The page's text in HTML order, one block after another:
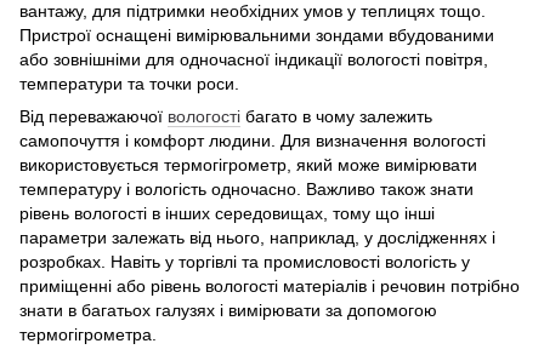
вантажу, для підтримки необхідних умов у теплицях тощо.
Пристрої оснащені вимірювальними зондами вбудованими
або зовнішніми для одночасної індикації вологості повітря,
температури та точки роси.
Від переважаючої вологості багато в чому залежить
самопочуття і комфорт людини. Для визначення вологості
використовується термогігрометр, який може вимірювати
температуру і вологість одночасно. Важливо також знати
рівень вологості в інших середовищах, тому що інші
параметри залежать від нього, наприклад, у дослідженнях і
розробках. Навіть у торгівлі та промисловості вологість у
приміщенні або рівень вологості матеріалів і речовин потрібно
знати в багатьох галузях і вимірювати за допомогою
термогігрометра.